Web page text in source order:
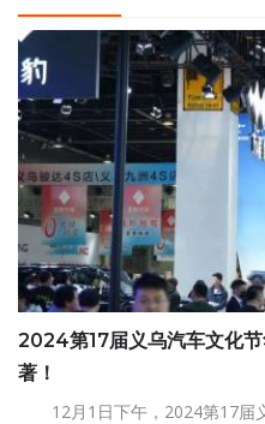
2024第17届义乌汽车文化
著！
12月1日下午，2024第17届